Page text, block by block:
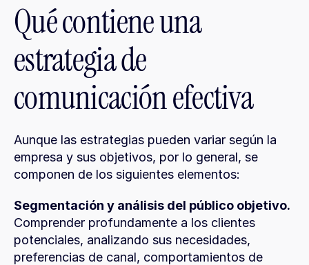
Qué contiene una
estrategia de
comunicación efectiva
Aunque las estrategias pueden variar según la
empresa y sus objetivos, por lo general, se
componen de los siguientes elementos:
Segmentación y análisis del público objetivo.
Comprender profundamente a los clientes
potenciales, analizando sus necesidades,
preferencias de canal, comportamientos de